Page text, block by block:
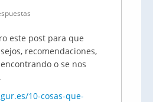
este post para que
recomendaciones,
o se nos
10-cosas-que-